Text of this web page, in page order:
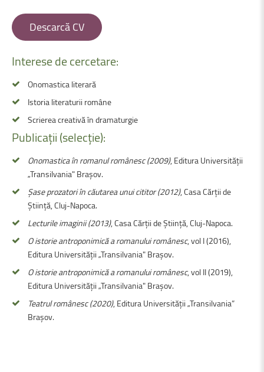
Descarcă CV
Interesedecercetare:
Onomastica literară
Istoria literaturii române
Scrierea creativă în dramaturgie
Publicații(selecție):
Onomastica în romanul românesc (2009), Editura Universităţii
„Transilvania" Braşov.
Șase prozatori în căutarea unui cititor (2012), Casa Cărţii de
Ştiinţă, Cluj-Napoca.
Lecturile imaginii (2013), Casa Cărții de Știință, Cluj-Napoca.
O istorie antroponimică a romanului românesc, vol I (2016),
Editura Universităţii „Transilvania" Braşov.
O istorie antroponimică a romanului românesc, vol II (2019),
Editura Universităţii „Transilvania" Braşov.
Teatrul românesc (2020), Editura Universității „Transilvania”
Brașov.